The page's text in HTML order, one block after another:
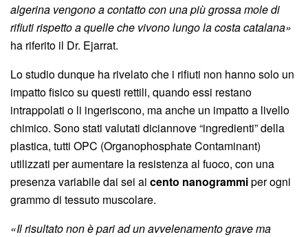
algerina vengono a contatto con una più grossa mole di
rifiuti rispetto a quelle che vivono lungo la costa catalana»
ha riferito il Dr. Ejarrat.
Lo studio dunque ha rivelato che i rifiuti non hanno solo un
impatto fisico su questi rettili, quando essi restano
intrappolati o li ingeriscono, ma anche un impatto a livello
chimico. Sono stati valutati diciannove “ingredienti” della
plastica, tutti OPC (Organophosphate Contaminant)
utilizzati per aumentare la resistenza al fuoco, con una
presenza variabile dai sei ai cento nanogrammiper ogni
grammo di tessuto muscolare.
«Il risultato non è pari ad un avvelenamento grave ma